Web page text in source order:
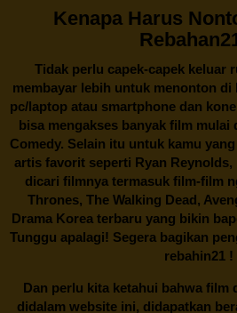
Kenapa Harus
Tidak perlu capek-capek keluar
membayar lebih untuk menonton
pc/laptop atau smartphone dan
bisa mengakses banyak film
Comedy. Selain itu untuk kamu
artis favorit seperti Ryan Reynolds,
dicari filmnya termasuk film-film
Thrones, The Walking Dead,
Drama Korea terbaru yang bikin
Tunggu apalagi! Segera bagikan
rebahin21 !
Dan perlu kita ketahui bahwa film
didalam website ini, didapatkan